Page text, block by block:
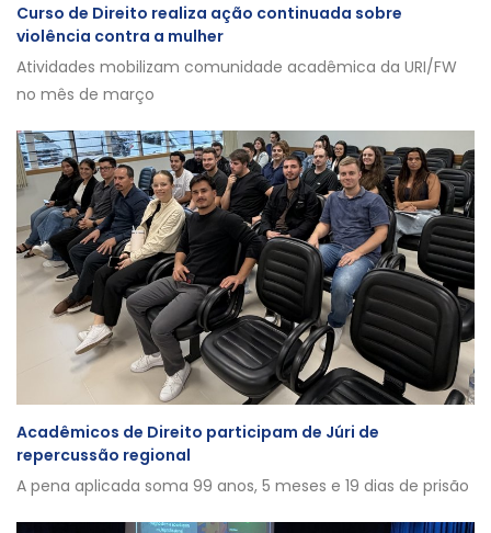
Curso de Direito realiza ação continuada sobre
violência contra a mulher
Atividades mobilizam comunidade acadêmica da URI/FW
no mês de março
Acadêmicos de Direito participam de Júri de
repercussão regional
A pena aplicada soma 99 anos, 5 meses e 19 dias de prisão